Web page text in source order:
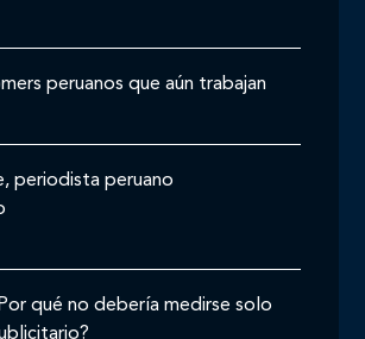
peruanos que aún trabajan
periodista peruano
qué no debería medirse solo